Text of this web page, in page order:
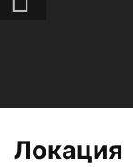
Локация